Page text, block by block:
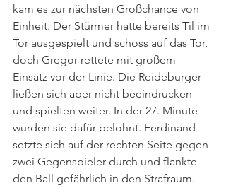
kam es zur nächsten Großchance von
Einheit. Der Stürmer hatte bereits Til im
Tor ausgespielt und schoss auf das Tor,
doch Gregor rettete mit großem
Einsatz vor der Linie. Die Reideburger
ließen sich aber nicht beeindrucken
und spielten weiter. In der 27. Minute
wurden sie dafür belohnt. Ferdinand
setzte sich auf der rechten Seite gegen
zwei Gegenspieler durch und flankte
den Ball gefährlich in den Strafraum.